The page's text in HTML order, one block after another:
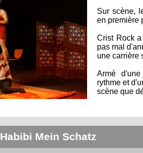
Sur scène,
en première
Crist Rock
pas mal
une carrière
Armé
rythme et
scène que
Habibi Mein Schatz